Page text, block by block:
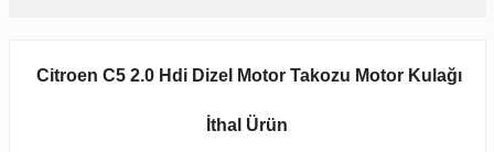
Citroen C5 2.0 Hdi Dizel Motor Takozu Motor Kulağı
İthal Ürün